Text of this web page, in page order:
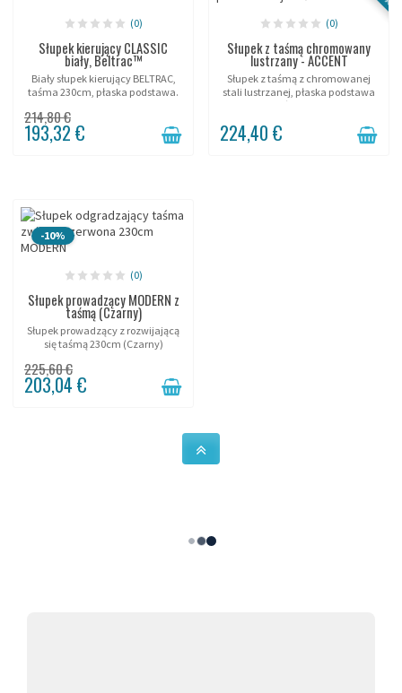
(0)
Słupek kierujący CLASSIC
biały, Beltrac™
Biały słupek kierujący BELTRAC,
taśma 230cm, płaska podstawa.
214,80 €
193,32 €
(0)
Słupek z taśmą chromowany
lustrzany - ACCENT
Słupek z taśmą z chromowanej
stali lustrzanej, płaska podstawa
z taśmą 2,3m.
224,40 €
-10%
(0)
Słupek prowadzący MODERN z
taśmą (Czarny)
Słupek prowadzący z rozwijającą
się taśmą 230cm (Czarny)
225,60 €
203,04 €